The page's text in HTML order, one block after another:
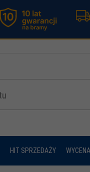
HIT SPRZEDAŻY WYCENA